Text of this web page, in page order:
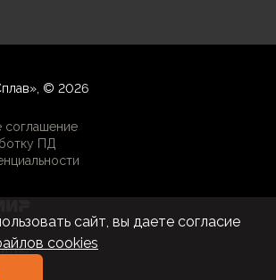
© 2026
соглашение
ПД
сайт, вы даете согласие
cookies